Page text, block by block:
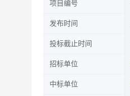
项目编号
发布时间
投标截止时间
招标单位
中标单位